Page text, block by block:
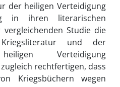
der heiligen Verteidigung
in ihren literarischen
Studie die
und der
Verteidigung
rechtfertigen, dass
Kriegsbüchern wegen